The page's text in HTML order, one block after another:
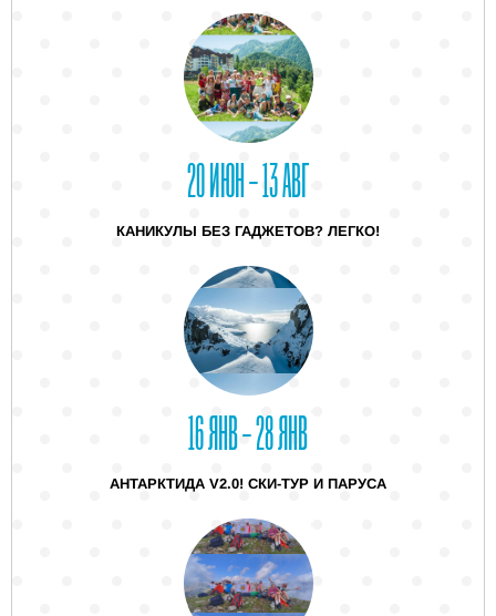
20 ИЮН – 13 АВГ
КАНИКУЛЫ БЕЗ ГАДЖЕТОВ? ЛЕГКО!
16 ЯНВ – 28 ЯНВ
АНТАРКТИДА V2.0! СКИ-ТУР И ПАРУСА